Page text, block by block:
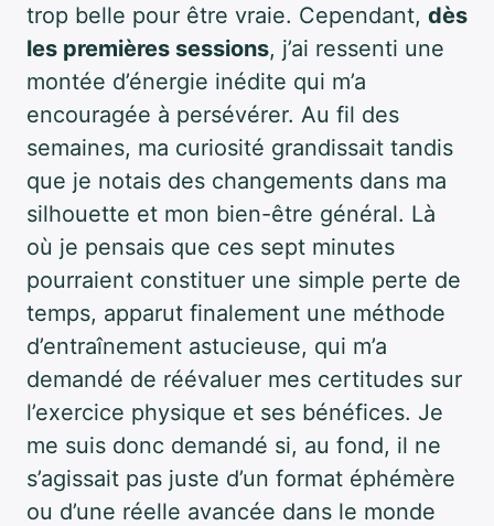
trop belle pour être vraie. Cependant, dès
les premières sessions, j’ai ressenti une
montée d’énergie inédite qui m’a
encouragée à persévérer. Au fil des
semaines, ma curiosité grandissait tandis
que je notais des changements dans ma
silhouette et mon bien-être général. Là
où je pensais que ces sept minutes
pourraient constituer une simple perte de
temps, apparut finalement une méthode
d’entraînement astucieuse, qui m’a
demandé de réévaluer mes certitudes sur
l’exercice physique et ses bénéfices. Je
me suis donc demandé si, au fond, il ne
s’agissait pas juste d’un format éphémère
ou d’une réelle avancée dans le monde